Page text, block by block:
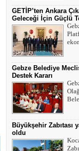
GETİP’ten Ankara
Geleceği İçin Güçlü
Gebze Belediye
Destek Kararı
Büyükşehir Zabıtası
oldu